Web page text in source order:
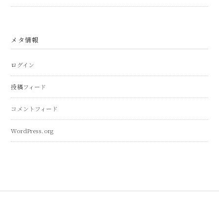
メタ情報
ログイン
投稿フィード
コメントフィード
WordPress.org